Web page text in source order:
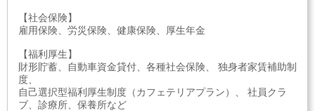
【社会保険】
雇用保険、労災保険、健康保険、厚生年金
【福利厚生】
財形貯蓄、自動車資金貸付、各種社会保険、 独身者家賃補助制
度、
自己選択型福利厚生制度（カフェテリアプラン）、 社員クラ
ブ、診療所、保養所など